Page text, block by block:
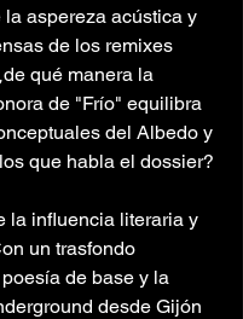
aspereza acústica y
de los remixes
qué manera la
de "Frío" equilibra
del Albedo y
que habla el dossier?
la influencia literaria y
un trasfondo
de base y la
desde Gijón